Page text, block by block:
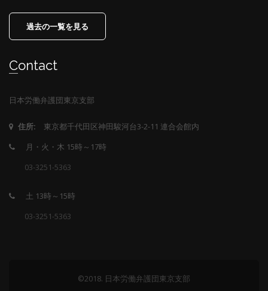
過去の一覧を見る
Contact
日本労働弁護団東京支部
住所:
東京都千代田区神田駿河台3-2-11 連合会館内
月・火・木 15時～17時
03-3251-5363
土 13時～15時
03-3251-5363
©2018. 日本労働弁護団東京支部